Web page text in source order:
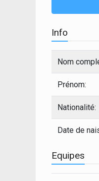
Info
Nom
Prénom:
Nationalité:
Date de
Equipes